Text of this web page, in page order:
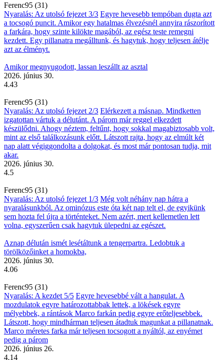
Ferenc95 (31)
Nyaralás: Az utolsó fejezet 3/3 Egyre hevesebb tempóban dugta azt
a tocsogó puncit. Amikor egy hatalmas élvezésnél annyira rászorított
a farkára, hogy szinte kilökte magából, az egész teste remegni
kezdett. Egy pillanatra megálltunk, és hagytuk, hogy teljesen átélje
azt az élményt.
Amikor megnyugodott, lassan leszállt az asztal
2026. június 30.
4.43
Ferenc95 (31)
Nyaralás: Az utolsó fejezet 2/3 Elérkezett a másnap. Mindketten
izgatottan vártuk a délutánt. A párom már reggel elkezdett
készülődni. Ahogy néztem, feltűnt, hogy sokkal magabiztosabb volt,
mint az első találkozásunk előtt. Látszott rajta, hogy az elmúlt két
nap alatt végiggondolta a dolgokat, és most már pontosan tudja, mit
akar.
2026. június 30.
4.5
Ferenc95 (31)
Nyaralás: Az utolsó fejezet 1/3 Még volt néhány nap hátra a
nyaralásunkból. Az ominózus este óta két nap telt el, de egyikünk
sem hozta fel újra a történteket. Nem azért, mert kellemetlen lett
volna, egyszerűen csak hagytuk ülepedni az egészet.
Aznap délután ismét lesétáltunk a tengerpartra. Ledobtuk a
törölközőinket a homokba,
2026. június 30.
4.06
Ferenc95 (31)
Nyaralás: A kezdet 5/5 Egyre hevesebbé vált a hangulat. A
mozdulatok egyre határozottabbak lettek, a lökések egyre
mélyebbek, a rántások Marco farkán pedig egyre erőteljesebbek.
Látszott, hogy mindhárman teljesen átadtuk magunkat a pillanatnak.
Marco méretes farka már teljesen tocsogott a nyáltól, az enyémet
pedig a párom
2026. június 26.
4.14